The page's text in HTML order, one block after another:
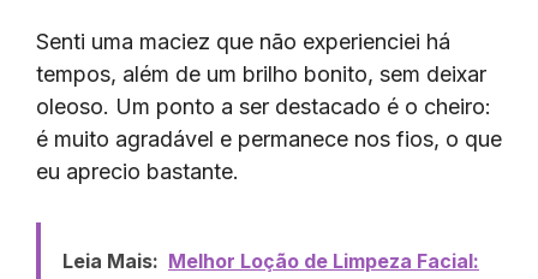
Senti uma maciez que não experienciei há
tempos, além de um brilho bonito, sem deixar
oleoso. Um ponto a ser destacado é o cheiro:
é muito agradável e permanece nos fios, o que
eu aprecio bastante.
Leia Mais: Melhor Loção de Limpeza Facial: